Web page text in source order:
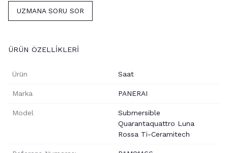
UZMANA SORU SOR
Ürün Saat
Marka PANERAI
Model
Submersible
Quarantaquattro Luna
Rossa Ti-Ceramitech